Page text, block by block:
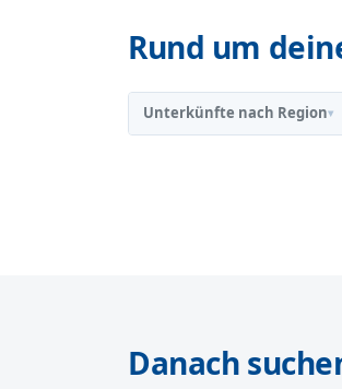
Danach
Rund um
Unterkünfte nach Region▾